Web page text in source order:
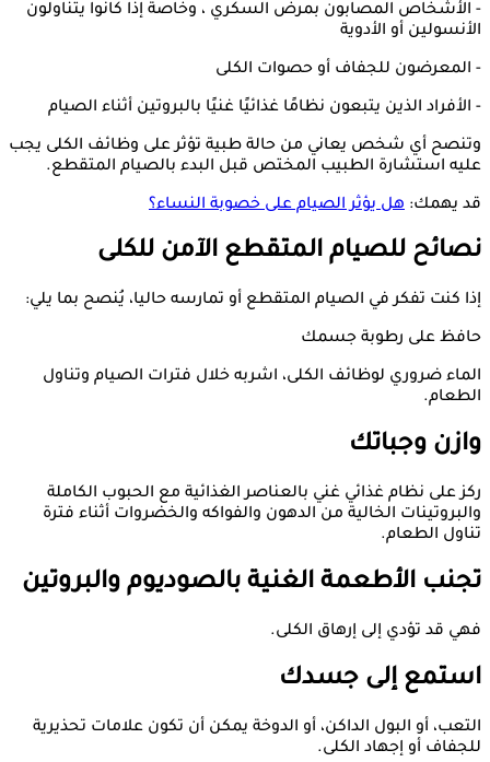
- الأشخاص المصابون بمرض السكري ، وخاصة إذا كانوا يتناولون
الأنسولين أو الأدوية
- المعرضون للجفاف أو حصوات الكلى
- الأفراد الذين يتبعون نظامًا غذائيًا غنيًا بالبروتين أثناء الصيام
وتنصح أي شخص يعاني من حالة طبية تؤثر على وظائف الكلى يجب
عليه استشارة الطبيب المختص قبل البدء بالصيام المتقطع.
قد يهمك: هل يؤثر الصيام على خصوبة النساء؟
نصائح للصيام المتقطع الآمن للكلى
إذا كنت تفكر في الصيام المتقطع أو تمارسه حاليا، يُنصح بما يلي:
حافظ على رطوبة جسمك
الماء ضروري لوظائف الكلى، اشربه خلال فترات الصيام وتناول
الطعام.
وازن وجباتك
ركز على نظام غذائي غني بالعناصر الغذائية مع الحبوب الكاملة
والبروتينات الخالية من الدهون والفواكه والخضروات أثناء فترة
تناول الطعام.
تجنب الأطعمة الغنية بالصوديوم والبروتين
فهي قد تؤدي إلى إرهاق الكلى.
استمع إلى جسدك
التعب، أو البول الداكن، أو الدوخة يمكن أن تكون علامات تحذيرية
للجفاف أو إجهاد الكلى.